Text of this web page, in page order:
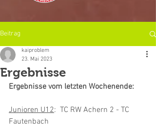
Beitrag
Ergebnisse
kaiproblem
23. Mai 2023
Ergebnisse vom letzten Wochenende:
Junioren U12:  TC RW Achern 2 - TC
Fautenbach